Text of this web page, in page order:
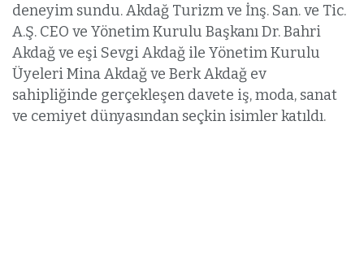
deneyim sundu. Akdağ Turizm ve İnş. San. ve Tic.
A.Ş. CEO ve Yönetim Kurulu Başkanı Dr. Bahri
Akdağ ve eşi Sevgi Akdağ ile Yönetim Kurulu
Üyeleri Mina Akdağ ve Berk Akdağ ev
sahipliğinde gerçekleşen davete iş, moda, sanat
ve cemiyet dünyasından seçkin isimler katıldı.